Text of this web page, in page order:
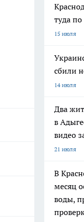
туда
15 июля
сбили
14 июля
Два
в
видео
21 июля
В
месяц
воды,